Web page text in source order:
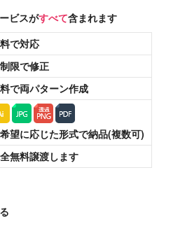
ビスがすべて含まれます
で対応
限で修正
で両パターン作成
望に応じた形式で納品(複数可)
無料譲渡します